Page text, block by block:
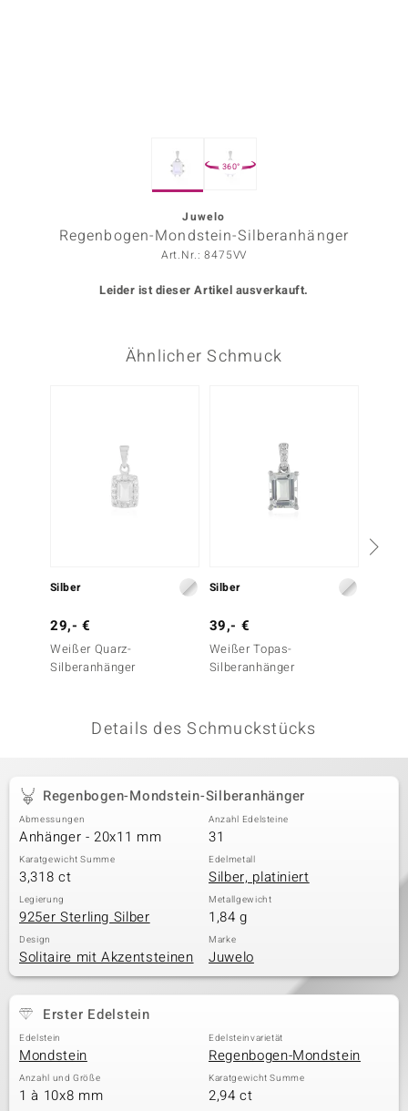
BY DE MELO
Classics
360°
Juwelo
Regenbogen-Mondstein-Silberanhänger
Art.Nr.: 8475VV
Leider ist dieser Artikel ausverkauft.
Ähnlicher Schmuck
Silber
29,- €
Weißer Quarz-
Silberanhänger
Silber
39,- €
Weißer Topas-
Silberanhänger
Details des Schmuckstücks
Regenbogen-Mondstein-Silberanhänger
Abmessungen
Anhänger - 20x11 mm
Anzahl Edelsteine
31
Karatgewicht Summe
3,318 ct
Edelmetall
Silber, platiniert
Legierung
925er Sterling Silber
Metallgewicht
1,84 g
Design
Solitaire mit Akzentsteinen
Marke
Juwelo
Erster Edelstein
Edelstein
Mondstein
Edelsteinvarietät
Regenbogen-Mondstein
Anzahl und Größe
1 à 10x8 mm
Karatgewicht Summe
2,94 ct